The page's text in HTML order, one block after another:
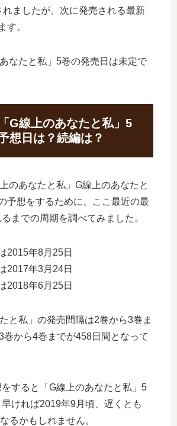
れましたが、次に発売される最新
す。
なたと私」5巻の発売日は未定で
G線上のあなたと私」5
想日は？続編は？
のあなたと私」G線上のあなたと
予想をするために、ここ最近の最
までの周期を調べてみました。
2015年8月25日
2017年3月24日
2018年6月25日
と私」の発売間隔は2巻から3巻ま
巻から4巻までが458日間となって
すると「G線上のあなたと私」5
ければ2019年9月頃、遅くとも
るかもしれません。